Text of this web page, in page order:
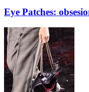
Eye Patches: